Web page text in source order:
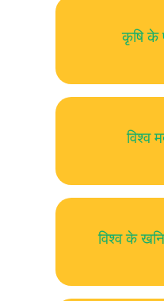
कृषि के
विश्व
विश्व के